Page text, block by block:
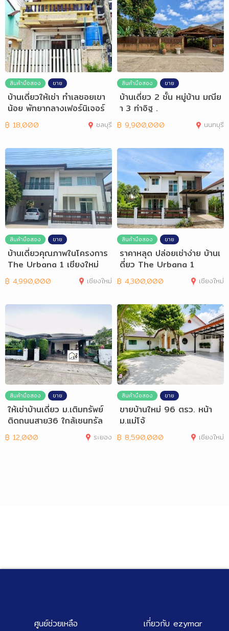
สินค้ามือสอง ขาย
บ้านเดี่ยวให้เช่า ทำเลซอยเขา
น้อย พัทยากลางเฟอร์นิเจอร์
ครบ
฿ 18,000 ชลบุรี
สินค้ามือสอง ขาย
บ้านเดี่ยว 2 ชั้น หมู่บ้าน มณีย
า 3 ท่าอิฐ .
฿ 9,900,000 นนทบุรี
สินค้ามือสอง ขาย
บ้านเดี่ยวคุณภาพในโครงการ
The Urbana 1 เชียงใหม่
฿ 4,990,000 เชียงใหม่
สินค้ามือสอง ขาย
ราคาหลุด ปล่อยเช่าง่าย บ้านเ
ดี่ยว The Urbana 1
฿ 4,300,000 เชียงใหม่
สินค้ามือสอง ขาย
ให้เช่าบ้านเดี่ยว ม.เติมทรัพย์
ติดถนนสาย36 ใกล้เซนทรัล
฿ 12,000 ระยอง
สินค้ามือสอง ขาย
ขายบ้านใหม่ 96 ตรว. หน้า
ม.แม่โจ้
฿ 8,590,000 เชียงใหม่
ศูนย์ช่วยเหลือ เกี่ยวกับ ezymar